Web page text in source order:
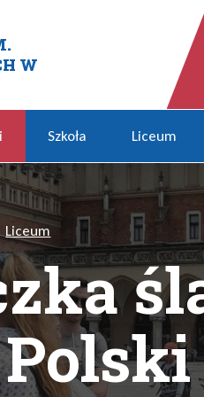
W
Polski
Szkoła Liceum
Liceum